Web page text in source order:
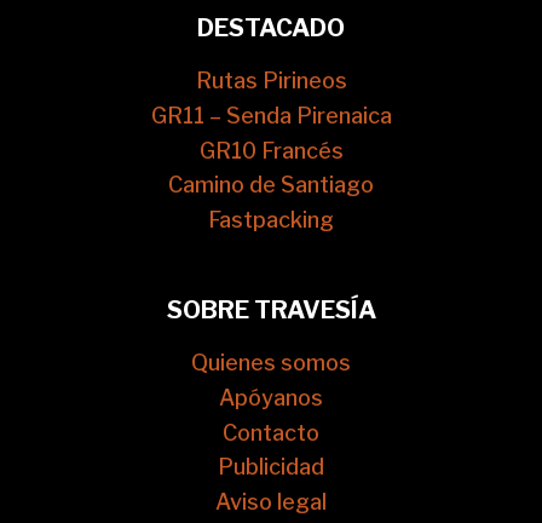
DESTACADO
Rutas Pirineos
GR11 – Senda Pirenaica
GR10 Francés
Camino de Santiago
Fastpacking
SOBRE TRAVESÍA
Quienes somos
Apóyanos
Contacto
Publicidad
Aviso legal